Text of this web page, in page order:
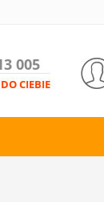
005
CIEBIE